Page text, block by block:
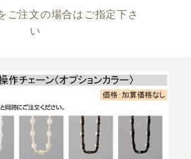
ご注文の場合はご指定下さ
い